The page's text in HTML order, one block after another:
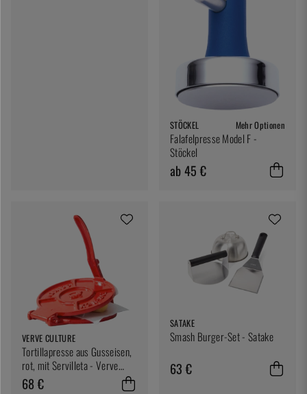
STÖCKEL Mehr Optionen
Falafelpresse Model F -
Stöckel
ab 45 €
VERVE CULTURE
Tortillapresse aus Gusseisen,
rot, mit Servilleta - Verve
Culture
68 €
SATAKE
Smash Burger-Set - Satake
63 €